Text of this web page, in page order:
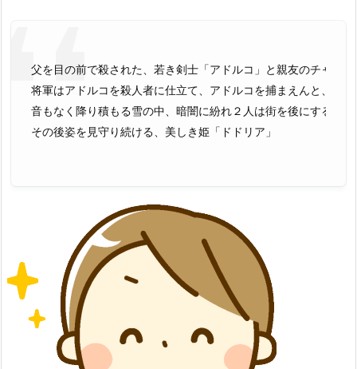
父を目の前で殺された、若き剣士「アドルコ」と親友のチャッピ
将軍はアドルコを殺人者に仕立て、アドルコを捕まえんと、街
音もなく降り積もる雪の中、暗闇に紛れ２人は街を後にする。
その後姿を見守り続ける、美しき姫「ドドリア」